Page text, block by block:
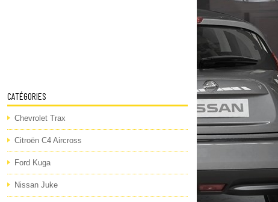
CATÉGORIES
Chevrolet Trax
Citroën C4 Aircross
Ford Kuga
Nissan Juke